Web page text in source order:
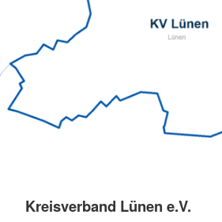
Kreisverband Lünen e.V.